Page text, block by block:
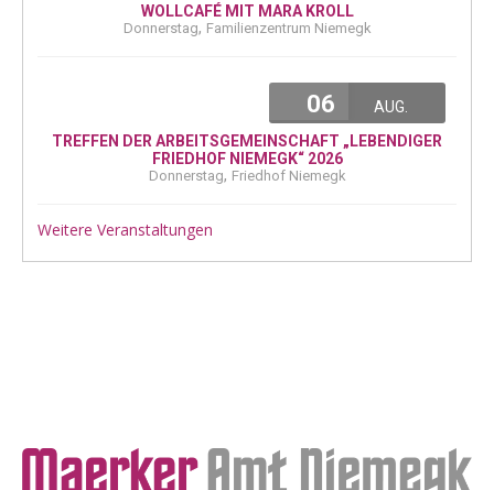
WOLLCAFÉ MIT MARA KROLL
Donnerstag, Familienzentrum Niemegk
06
AUG.
TREFFEN DER ARBEITSGEMEINSCHAFT „LEBENDIGER
FRIEDHOF NIEMEGK“ 2026
Donnerstag, Friedhof Niemegk
Weitere Veranstaltungen